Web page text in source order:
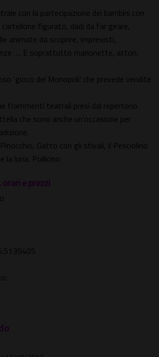
con la partecipazione dei bambini con
figurato, dadi da far girare,
animate da scoprire, imprevisti,
…. E soprattutto marionette, attori,
‘gioco del Monopoli’ che prevede vendite
frammenti teatrali presi dal repertorio
che sono anche un’occasione per
Gatto con gli stivali, il Pesciolino
la luna, Pollicino
e prezzi